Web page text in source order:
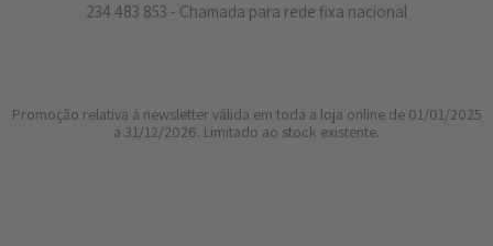
234 483 853 - Chamada para rede fixa nacional
Promoção relativa à newsletter válida em toda a loja online de 01/01/2025
a 31/12/2026. Limitado ao stock existente.